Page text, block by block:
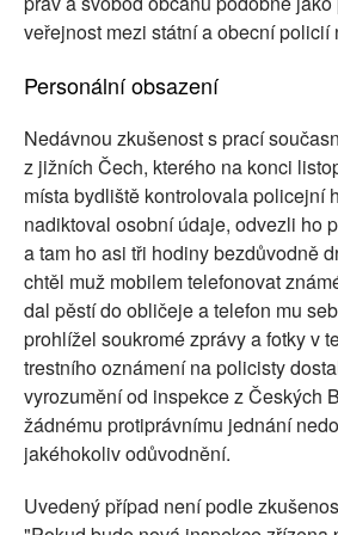
veřejnost mezi státní a obecní policií
Personální obsazení
Nedávnou zkušenost s prací
z jižních Čech, kterého na konci
místa bydliště kontrolovala policejní
nadiktoval osobní údaje, odvezli ho
a tam ho asi tři hodiny bezdůvodně
chtěl muž mobilem telefonovat
dal pěstí do obličeje a telefon mu
prohlížel soukromé zprávy a fotky v
trestního oznámení na policisty
vyrozumění od inspekce z Českých
žádnému protiprávnímu jednání
jakéhokoliv odůvodnění.
Uvedený případ není podle